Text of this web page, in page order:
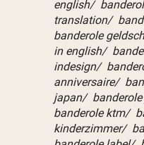
english/
translation/
banderole
in english/
indesign/
anniversaire/
japan/
banderole ktm/
kinderzimmer/